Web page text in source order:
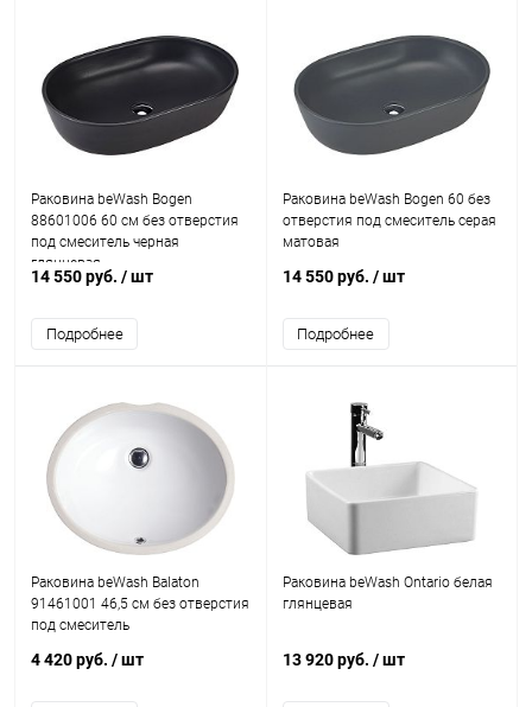
Раковина beWash Bogen
88601006 60 см без отверстия
под смеситель черная
глянцевая
14 550 руб. / шт
Подробнее
Раковина beWash Bogen 60 без
отверстия под смеситель серая
матовая
14 550 руб. / шт
Подробнее
Раковина beWash Balaton
91461001 46,5 см без отверстия
под смеситель
4 420 руб. / шт
Раковина beWash Ontario белая
глянцевая
13 920 руб. / шт